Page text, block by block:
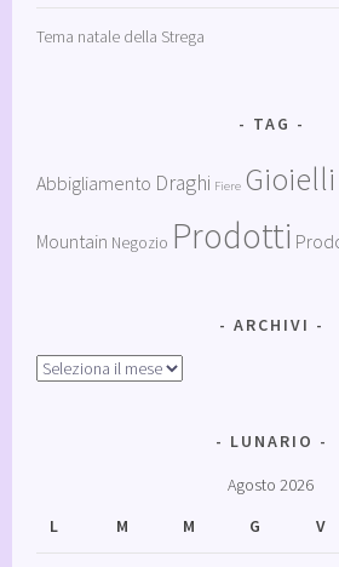
Tema natale della Strega
TAG
Abbigliamento Draghi Fiere Gioielli
Mountain Negozio Prodotti
ARCHIVI
Archivi
LUNARIO
Agosto 2026
L
M M G V